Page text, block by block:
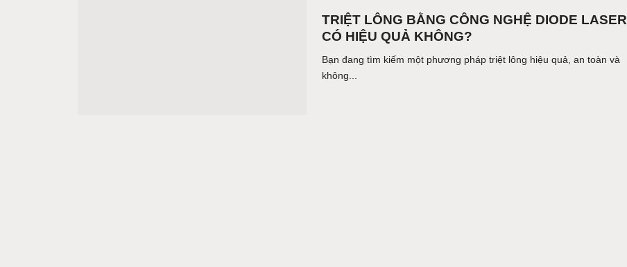
TRIỆT LÔNG BẰNG CÔNG NGHỆ DIODE LASER
CÓ HIỆU QUẢ KHÔNG?
Bạn đang tìm kiếm một phương pháp triệt lông hiệu quả, an toàn và
không...